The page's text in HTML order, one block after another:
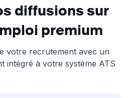
diffusions sur
premium
votre recrutement avec un
intégré à votre système ATS